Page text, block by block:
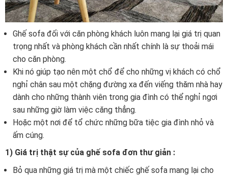
Ghế sofa đối với căn phòng khách luôn mang lại giá trị quan
trọng nhất và phòng khách cần nhất chính là sự thoải mái
cho căn phòng.
Khi nó giúp tạo nên một chổ để cho những vị khách có chổ
nghỉ chân sau một chặng đường xa đến viếng thăm nhà hay
dành cho những thành viên trong gia đình có thể nghỉ ngơi
sau những giờ làm việc căng thẳng.
Hoặc một nơi để tổ chức những bữa tiệc gia đình nhỏ và
ấm cúng.
1) Giá trị thật sự của ghế sofa đơn thư giản :
Bỏ qua những giá trị mà một chiếc ghế sofa mang lại cho